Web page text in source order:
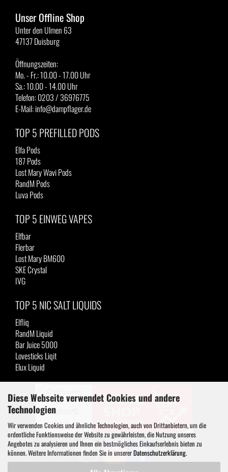
Diese Webseite verwendet Cookies und andere
Technologien
Wir verwenden Cookies und ähnliche Technologien, auch von Drittanbietern, um die
ordentliche Funktionsweise der Website zu gewährleisten, die Nutzung unseres
Angebotes zu analysieren und Ihnen ein bestmögliches Einkaufserlebnis bieten zu
können. Weitere Informationen finden Sie in unsererDatenschutzerklärung.
Unser Offline Shop
Unter den Ulmen 63
47137 Duisburg
Öffnungszeiten:
Mo. - Fr.: 10.00 - 17.00 Uhr
Sa.: 10.00 - 14.00 Uhr
Telefon: 0203 / 36976775
E-Mail: info@dampflager.de
TOP 5 PREFILLED PODS
Elfa Pods
187 Pods
Lost Mary Wavi Pods
RandM Pods
Luva Pods
TOP 5 EINWEG VAPES
Elfbar
Flerbar
Lost Mary BM600
SKE Crystal
IVG
TOP 5 NIC SALT LIQUIDS
Elfliq
RandM Liquid
Bar Juice 5000
Lovesticks Liqit
Elux Liquid